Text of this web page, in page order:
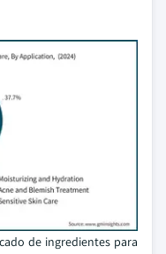
de ingredientes para